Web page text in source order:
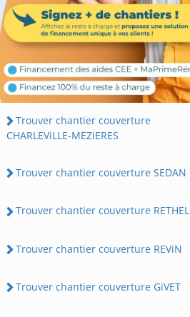
Trouver chantier couverture
CHARLEViLLE-MEZiERES
Trouver chantier couverture SEDAN
Trouver chantier couverture RETHEL
Trouver chantier couverture REViN
Trouver chantier couverture GiVET